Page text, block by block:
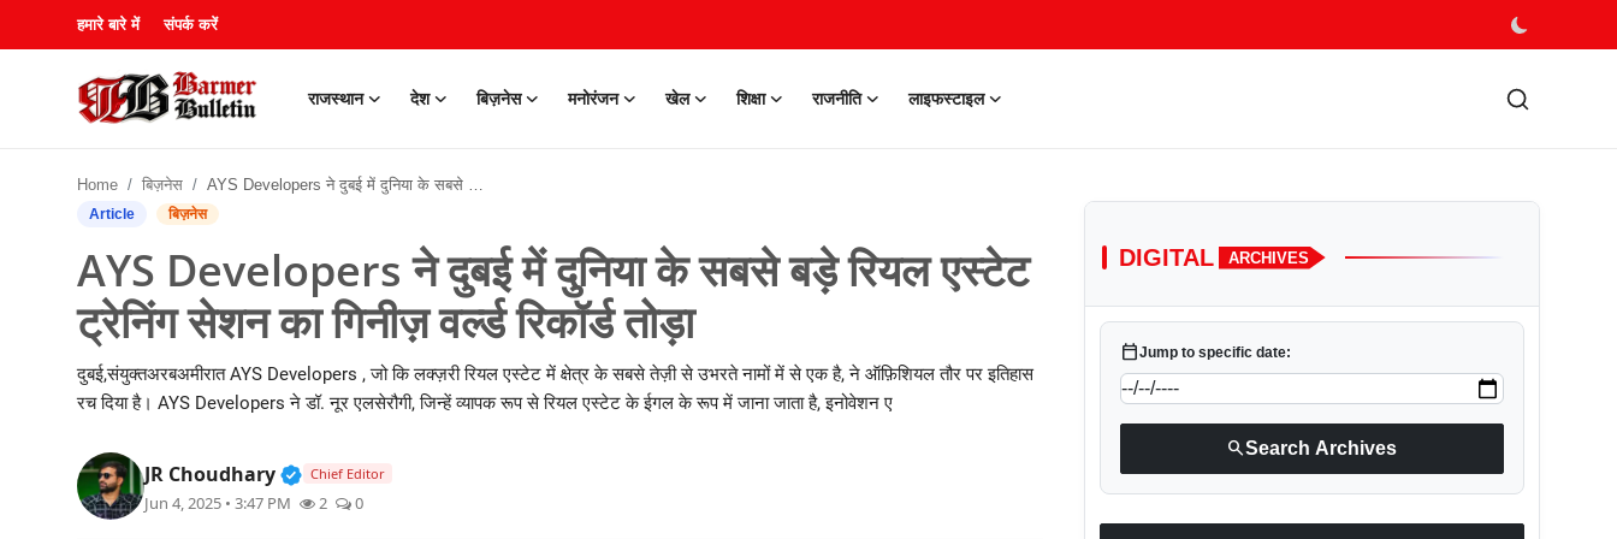
हमारे बारे में संपर्क करें
राजस्थान देश बिज़नेस मनोरंजन खेल शिक्षा राजनीति लाइफस्टाइल
राजस्थान
Home बिज़नेस AYS Developers ने दुबई में दुनिया के सबसे बड़े रियल एस्टेट ट्रेनिंग सेशन का गिनीज़ वर्ल्ड रिकॉर्ड तोड़ा
Article बिज़नेस
AYS Developers ने दुबई में दुनिया के सबसे बड़े रियल एस्टेट
ट्रेनिंग सेशन का गिनीज़ वर्ल्ड रिकॉर्ड तोड़ा
दुबई,संयुक्तअरबअमीरात AYS Developers , जो कि लक्ज़री रियल एस्टेट में क्षेत्र के सबसे तेज़ी से उभरते नामों में से एक है, ने ऑफ़िशियल तौर पर इतिहास
रच दिया है। AYS Developers ने डॉ. नूर एलसेरौगी, जिन्हें व्यापक रूप से रियल एस्टेट के ईगल के रूप में जाना जाता है, इनोवेशन ए
JR Choudhary Verified Public Figure • 30 Mar, 2026
Chief Editor
Jun 4, 2025 • 3:47 PM 2 0
DIGITAL ARCHIVES
calendar_todayJump to specific date:
searchSearch Archives